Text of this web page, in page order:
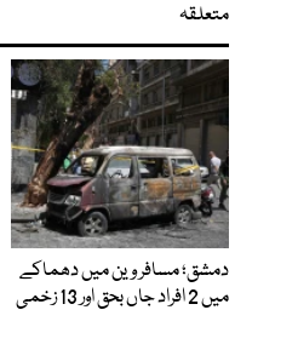
متعلقہ
دمشق؛ مسافر وین میں دھماکے
میں 2 افراد جاں بحق اور 13 زخمی